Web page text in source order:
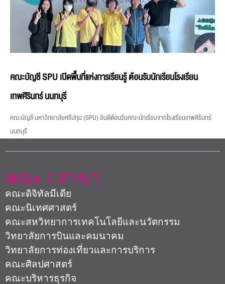
คณะบัญชี SPU เปิดพื้นที่แห่งการเรียนรู้ ต้อนรับนักเรียนโรงเรียน
เทพศิรินทร์ นนทบุรี
คณะบัญชี มหาวิทยาลัยศรีปทุม (SPU) ยินดีต้อนรับคณะนักเรียนจากโรงเรียนเทพศิรินทร์
นนทบุรี
คณะ / สาขา
คณะดิจิทัลมีเดีย
คณะนิเทศศาสตร์
คณะสหวิทยาการเทคโนโลยีและนวัตกรรม
วิทยาลัยการบินและคมนาคม
วิทยาลัยการท่องเที่ยวและการบริการ
คณะศิลปศาสตร์
คณะบริหารธุรกิจ